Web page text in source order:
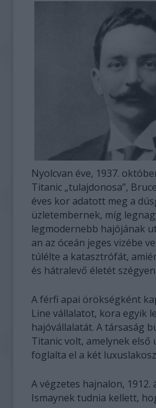
Nyolcvan éve, 1937.
Titanic „tulajdonosa”,
éves kor adatott meg a
üzletembernek, míg
legmodernebb hajójának
an az óceán jeges vizébe
túlélte a katasztrófát,
és hátralevő életét
A férfi apai örökségként
Line vállalatot, kora egyik
hajóvállalatát. A társaság
Titanic volt, amelynek első
foglalta el a két
A végzetes hajnalon, 1912.
Ismaynek tudnia kellett,